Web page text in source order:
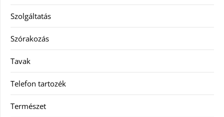
Szolgáltatás
Szórakozás
Tavak
Telefon tartozék
Természet